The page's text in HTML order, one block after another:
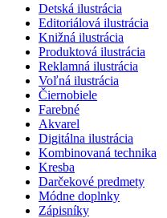
Detská ilustrácia
Editoriálová ilustrácia
Knižná ilustrácia
Produktová ilustrácia
Reklamná ilustrácia
Voľná ilustrácia
Čiernobiele
Farebné
Akvarel
Digitálna ilustrácia
Kombinovaná technika
Kresba
Darčekové predmety
Módne doplnky
Zápisníky